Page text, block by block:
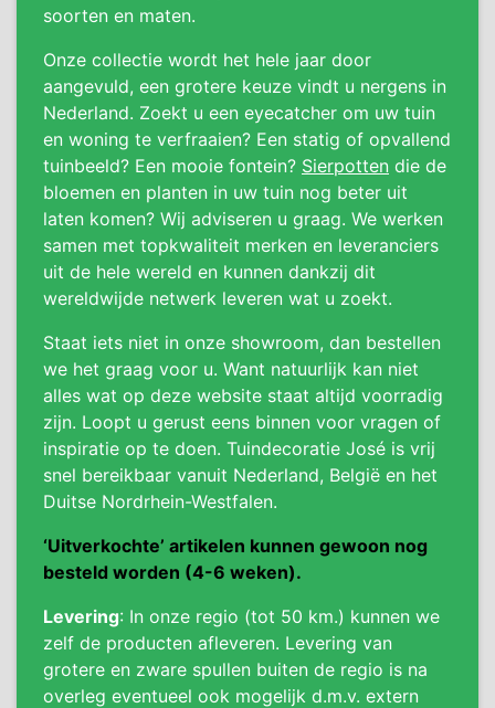
soorten en maten.
Onze collectie wordt het hele jaar door
aangevuld, een grotere keuze vindt u nergens in
Nederland. Zoekt u een eyecatcher om uw tuin
en woning te verfraaien? Een statig of opvallend
tuinbeeld? Een mooie fontein? Sierpotten die de
bloemen en planten in uw tuin nog beter uit
laten komen? Wij adviseren u graag. We werken
samen met topkwaliteit merken en leveranciers
uit de hele wereld en kunnen dankzij dit
wereldwijde netwerk leveren wat u zoekt.
Staat iets niet in onze showroom, dan bestellen
we het graag voor u. Want natuurlijk kan niet
alles wat op deze website staat altijd voorradig
zijn. Loopt u gerust eens binnen voor vragen of
inspiratie op te doen. Tuindecoratie José is vrij
snel bereikbaar vanuit Nederland, België en het
Duitse Nordrhein-Westfalen.
‘Uitverkochte’ artikelen kunnen gewoon nog
besteld worden (4-6 weken).
Levering: In onze regio (tot 50 km.) kunnen we
zelf de producten afleveren. Levering van
grotere en zware spullen buiten de regio is na
overleg eventueel ook mogelijk d.m.v. extern